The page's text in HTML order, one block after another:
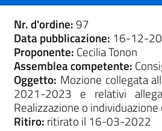
Nr. d'ordine:97
Data pubblicazione: 16-12-
Proponente: Cecilia Tonon
Assemblea competente:
Oggetto: Mozione collegata
2021-2023 e relativi
Realizzazione o
Ritiro: ritirato il 16-03-2022